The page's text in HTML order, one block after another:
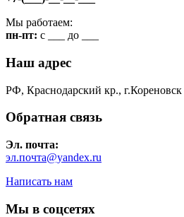
Мы работаем:
пн-пт: c ___ до ___
Наш адрес
РФ, Краснодарский кр., г.Кореновск
Обратная связь
Эл. почта:
эл.почта@yandex.ru
Написать нам
Мы в соцсетях